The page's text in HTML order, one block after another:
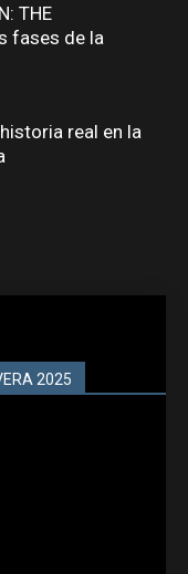
THE
fases de la
historia real en la
2025